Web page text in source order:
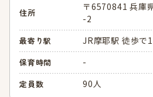
住所
〒6570841 兵庫
-2
最寄り駅 JR摩耶駅 徒歩で
保育時間 -
定員数 90人